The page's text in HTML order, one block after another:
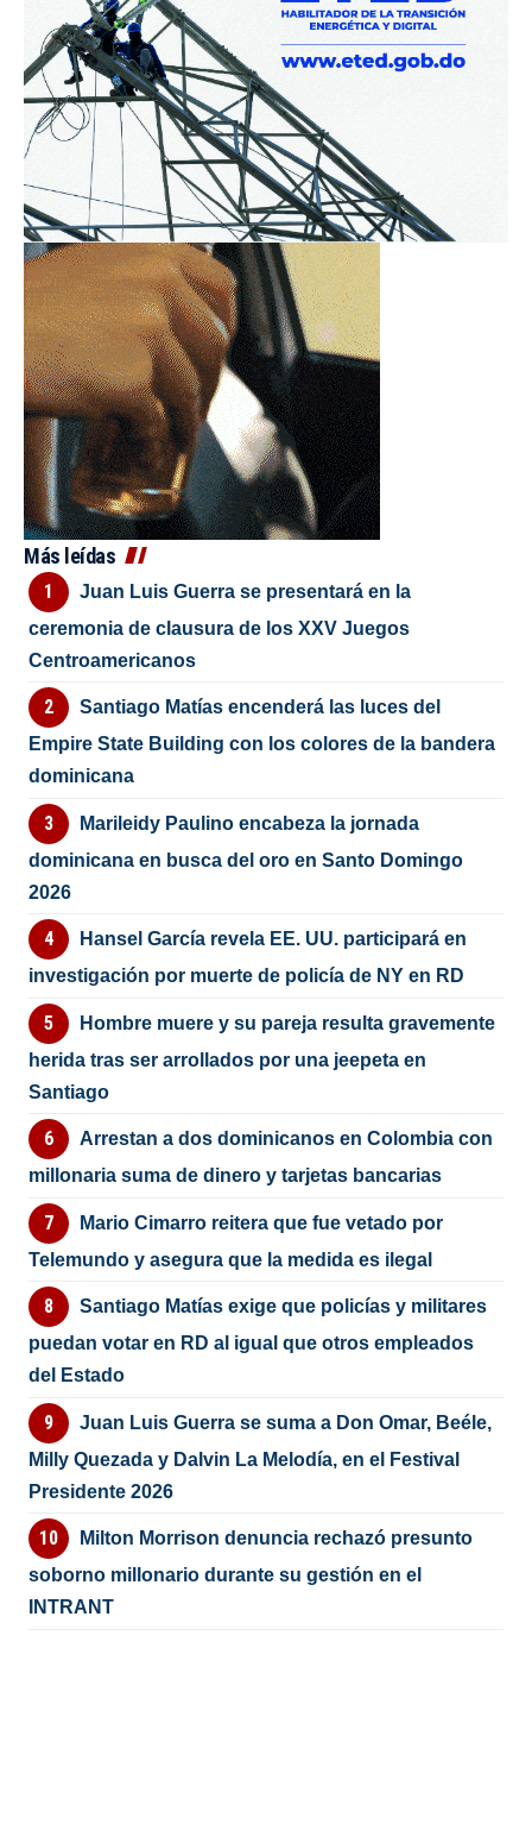
Más leídas
Juan Luis Guerra se presentará en la
ceremonia de clausura de los XXV Juegos
Centroamericanos
Santiago Matías encenderá las luces del
Empire State Building con los colores de la bandera
dominicana
Marileidy Paulino encabeza la jornada
dominicana en busca del oro en Santo Domingo
2026
Hansel García revela EE. UU. participará en
investigación por muerte de policía de NY en RD
Hombre muere y su pareja resulta gravemente
herida tras ser arrollados por una jeepeta en
Santiago
Arrestan a dos dominicanos en Colombia con
millonaria suma de dinero y tarjetas bancarias
Mario Cimarro reitera que fue vetado por
Telemundo y asegura que la medida es ilegal
Santiago Matías exige que policías y militares
puedan votar en RD al igual que otros empleados
del Estado
Juan Luis Guerra se suma a Don Omar, Beéle,
Milly Quezada y Dalvin La Melodía, en el Festival
Presidente 2026
Milton Morrison denuncia rechazó presunto
soborno millonario durante su gestión en el
INTRANT